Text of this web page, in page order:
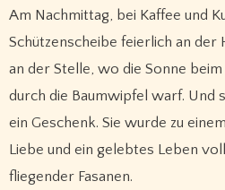
Am Nachmittag, bei Kaffee und
Schützenscheibe feierlich an der
an der Stelle, wo die Sonne
durch die Baumwipfel warf. Und
ein Geschenk. Sie wurde zu
Liebe und ein gelebtes Leben
fliegender Fasanen.